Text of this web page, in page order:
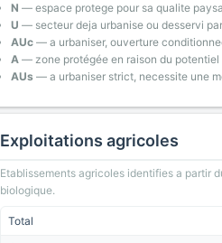
N — espace protege pour sa qualite
U — secteur deja urbanise ou desservi
AUc — a urbaniser, ouverture
A — zone protégée en raison du
AUs — a urbaniser strict, necessite une
Exploitations agricoles
Etablissements agricoles identifies a partir
biologique.
Total